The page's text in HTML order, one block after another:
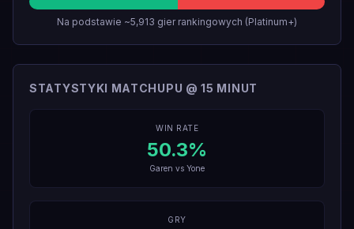
Na podstawie ~5,913 gier rankingowych (Platinum+)
STATYSTYKI MATCHUPU @ 15 MINUT
WIN RATE
50.3%
Garen vs Yone
GRY